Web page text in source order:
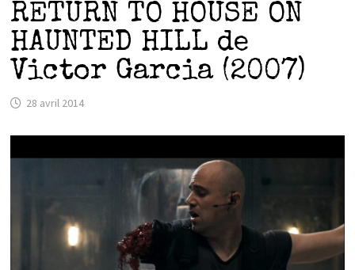
RETURN TO HOUSE ON
HAUNTED HILL de
Victor Garcia (2007)
28 avril 2014